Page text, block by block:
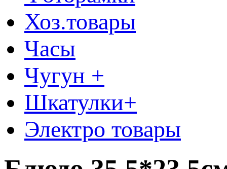
Хоз.товары
Часы
Чугун +
Шкатулки+
Электро товары